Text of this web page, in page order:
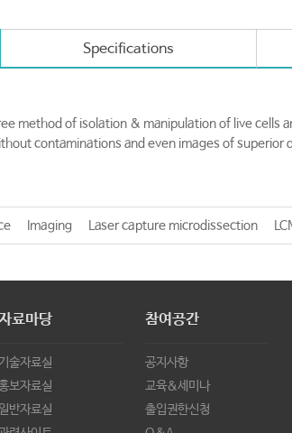
Specifications
method of isolation & manipulation of live cells
contaminations and even images of superior
Imaging Laser capture microdissection
료마당
기술자료실
보자료실
일반자료실
참여공간
공지사항
교육&세미나
출입권한신청